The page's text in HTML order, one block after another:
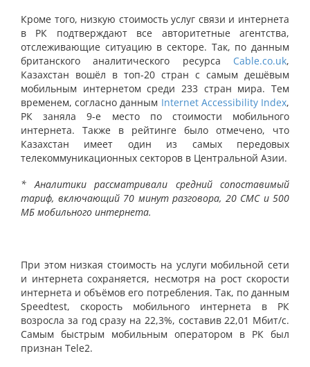
Кроме того, низкую стоимость услуг связи и интернета
в РК подтверждают все авторитетные агентства,
отслеживающие ситуацию в секторе. Так, по данным
британского аналитического ресурса Cable.co.uk,
Казахстан вошёл в топ-20 стран с самым дешёвым
мобильным интернетом среди 233 стран мира. Тем
временем, согласно данным Internet Accessibility Index,
РК заняла 9-е место по стоимости мобильного
интернета. Также в рейтинге было отмечено, что
Казахстан имеет один из самых передовых
телекоммуникационных секторов в Центральной Азии.
* Аналитики рассматривали средний сопоставимый
тариф, включающий 70 минут разговора, 20 СМС и 500
МБ мобильного интернета.
При этом низкая стоимость на услуги мобильной сети
и интернета сохраняется, несмотря на рост скорости
интернета и объёмов его потребления. Так, по данным
Speedtest, скорость мобильного интернета в РК
возросла за год сразу на 22,3%, составив 22,01 Мбит/с.
Самым быстрым мобильным оператором в РК был
признан Tele2.